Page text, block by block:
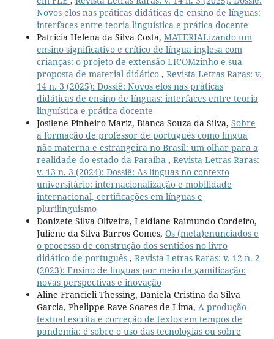
Novos elos nas práticas didáticas de ensino de línguas:
interfaces entre teoria linguística e prática docente
Patricia Helena da Silva Costa, MATERIALizando um
ensino significativo e crítico de língua inglesa com
crianças: o projeto de extensão LICOMzinho e sua
proposta de material didático , Revista Letras Raras: v.
14 n. 3 (2025): Dossiê: Novos elos nas práticas
didáticas de ensino de línguas: interfaces entre teoria
linguística e prática docente
Josilene Pinheiro-Mariz, Bianca Souza da Silva, Sobre
a formação de professor de português como língua
não materna e estrangeira no Brasil: um olhar para a
realidade do estado da Paraíba , Revista Letras Raras:
v. 13 n. 3 (2024): Dossiê: As línguas no contexto
universitário: internacionalização e mobilidade
internacional, certificações em línguas e
plurilinguismo
Donizete Silva Oliveira, Leidiane Raimundo Cordeiro,
Juliene da Silva Barros Gomes, Os (meta)enunciados e
o processo de construção dos sentidos no livro
didático de português , Revista Letras Raras: v. 12 n. 2
(2023): Ensino de línguas por meio da gamificação:
novas perspectivas e inovação
Aline Francieli Thessing, Daniela Cristina da Silva
Garcia, Phelippe Rave Soares de Lima, A produção
textual escrita e correção de textos em tempos de
pandemia: é sobre o uso das tecnologias ou sobre